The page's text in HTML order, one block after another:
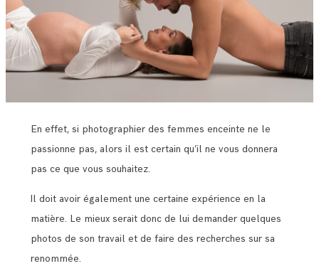
En effet, si photographier des femmes enceinte ne le
passionne pas, alors il est certain qu’il ne vous donnera
pas ce que vous souhaitez.
Il doit avoir également une certaine expérience en la
matière. Le mieux serait donc de lui demander quelques
photos de son travail et de faire des recherches sur sa
renommée.